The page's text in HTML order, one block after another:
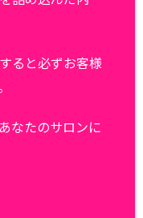
ると必ずお客様
なたのサロンに